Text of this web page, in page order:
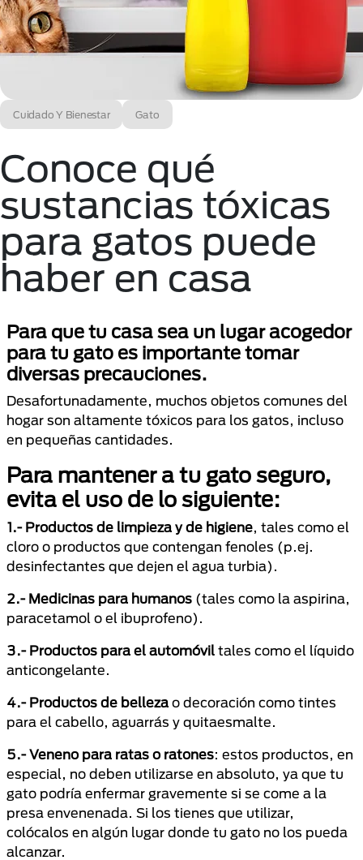
Cuidado Y Bienestar Gato
Conoce qué
sustancias tóxicas
para gatos puede
haber en casa
Para que tu casa sea un lugar acogedor
para tu gato es importante tomar
diversas precauciones.
Desafortunadamente, muchos objetos comunes del
hogar son altamente tóxicos para los gatos, incluso
en pequeñas cantidades.
Para mantener a tu gato seguro,
evita el uso de lo siguiente:
1.- Productos de limpieza y de higiene, tales como el
cloro o productos que contengan fenoles (p.ej.
desinfectantes que dejen el agua turbia).
2.- Medicinas para humanos (tales como la aspirina,
paracetamol o el ibuprofeno).
3.- Productos para el automóvil tales como el líquido
anticongelante.
4.- Productos de belleza o decoración como tintes
para el cabello, aguarrás y quitaesmalte.
5.- Veneno para ratas o ratones: estos productos, en
especial, no deben utilizarse en absoluto, ya que tu
gato podría enfermar gravemente si se come a la
presa envenenada. Si los tienes que utilizar,
colócalos en algún lugar donde tu gato no los pueda
alcanzar.